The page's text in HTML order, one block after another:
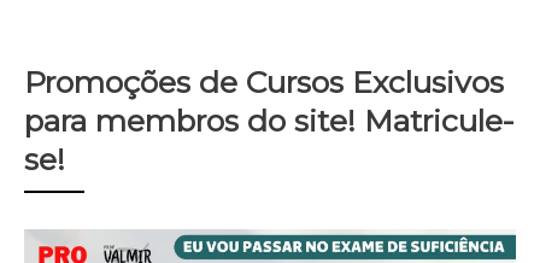
Promoções de Cursos Exclusivos
para membros do site! Matricule-
se!